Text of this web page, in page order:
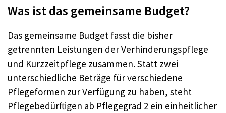
Was ist das gemeinsame Budget?
Das gemeinsame Budget fasst die bisher
getrennten Leistungen der Verhinderungspflege
und Kurzzeitpflege zusammen. Statt zwei
unterschiedliche Beträge für verschiedene
Pflegeformen zur Verfügung zu haben, steht
Pflegebedürftigen ab Pflegegrad 2 ein einheitlicher